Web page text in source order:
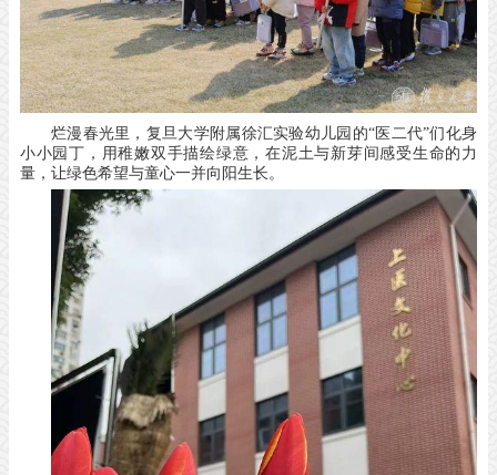
烂漫春光里，复旦大学附属徐汇实验幼儿园的“医二代”们化身
小小园丁，用稚嫩双手描绘绿意，在泥土与新芽间感受生命的力
量，让绿色希望与童心一并向阳生长。